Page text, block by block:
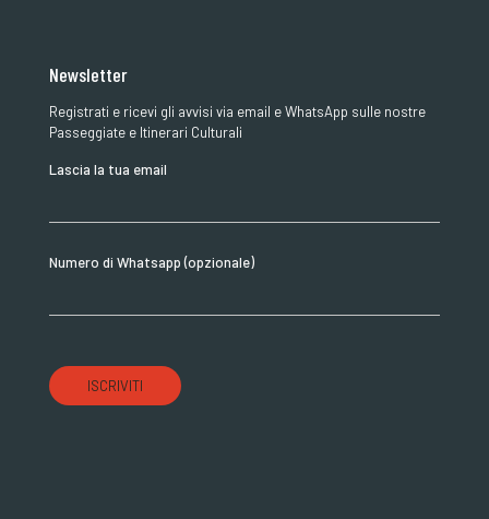
Newsletter
Registrati e ricevi gli avvisi via email e WhatsApp sulle nostre
Passeggiate e Itinerari Culturali
Lascia la tua email
Numero di Whatsapp (opzionale)